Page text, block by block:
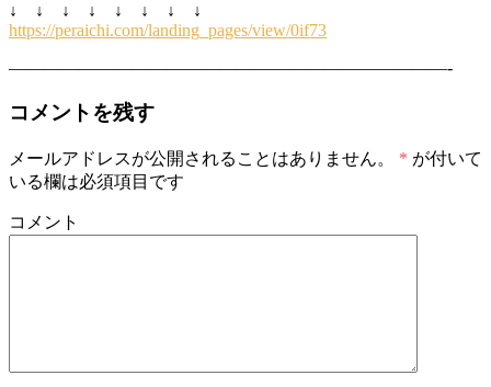
↓ ↓ ↓ ↓ ↓ ↓ ↓ ↓
https://peraichi.com/landing_pages/view/0if73
—————————————————————————-
コメントを残す
メールアドレスが公開されることはありません。 * が付いて
いる欄は必須項目です
コメント